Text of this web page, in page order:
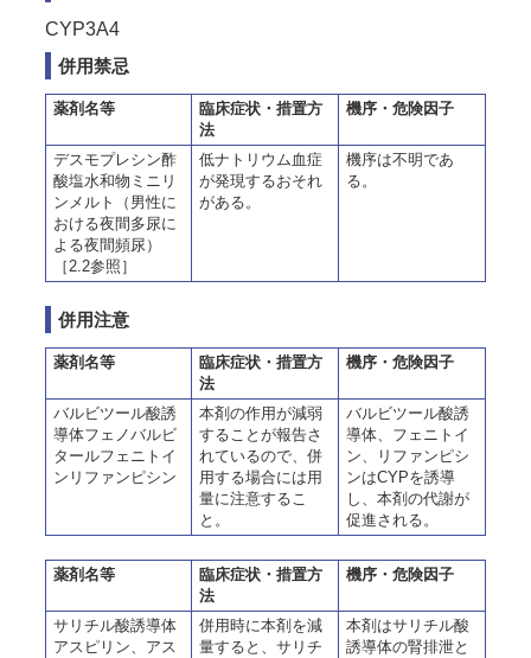
CYP3A4
併用禁忌
薬剤名等
臨床症状・措置方
法
機序・危険因子
デスモプレシン酢
酸塩水和物ミニリ
ンメルト（男性に
おける夜間多尿に
よる夜間頻尿）
［2.2参照］
低ナトリウム血症
が発現するおそれ
がある。
機序は不明であ
る。
併用注意
薬剤名等
臨床症状・措置方
法
機序・危険因子
バルビツール酸誘
導体フェノバルビ
タールフェニトイ
ンリファンピシン
本剤の作用が減弱
することが報告さ
れているので、併
用する場合には用
量に注意するこ
と。
バルビツール酸誘
導体、フェニトイ
ン、リファンピシ
ンはCYPを誘導
し、本剤の代謝が
促進される。
薬剤名等
臨床症状・措置方
法
機序・危険因子
サリチル酸誘導体
アスピリン、アス
併用時に本剤を減
量すると、サリチ
本剤はサリチル酸
誘導体の腎排泄と